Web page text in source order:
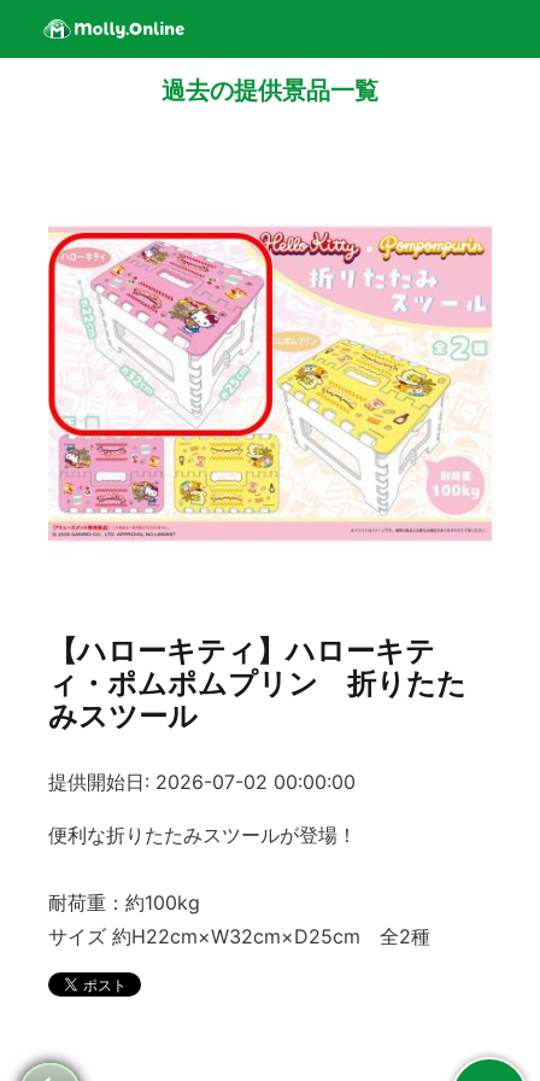
過去の提供景品一覧
【ハローキティ】ハローキテ
ィ・ポムポムプリン 折りたた
みスツール
提供開始日: 2026-07-02 00:00:00
便利な折りたたみスツールが登場！
耐荷重：約100kg
サイズ 約H22cm×W32cm×D25cm 全2種